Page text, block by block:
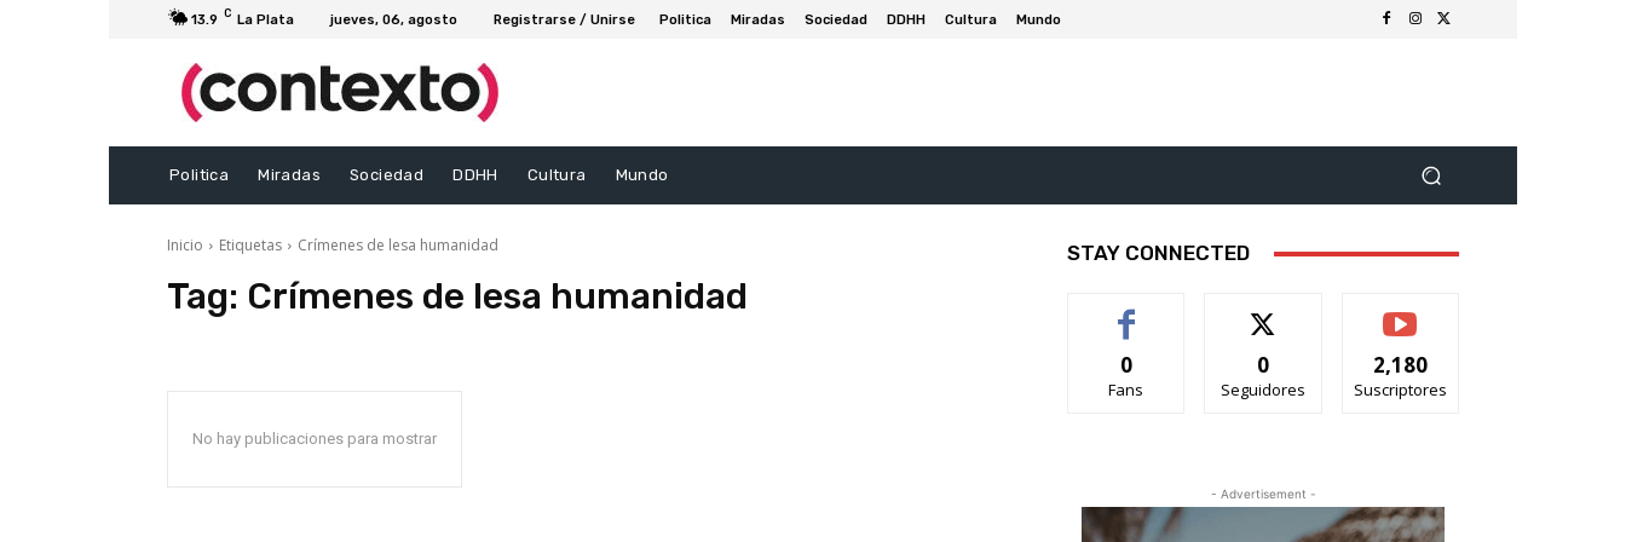
13.9 C La Plata jueves, 06, agosto Registrarse / Unirse Politica Miradas Sociedad DDHH Cultura Mundo
Politica Miradas Sociedad DDHH Cultura Mundo
Inicio Etiquetas Crímenes de lesa humanidad
Tag: Crímenes de lesa humanidad
No hay publicaciones para mostrar
STAY CONNECTED
0
Fans
0
Seguidores
2,180
Suscriptores
- Advertisement -